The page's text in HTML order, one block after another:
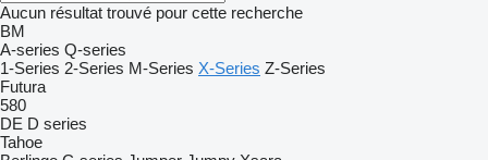
Aucun résultat trouvé pour cette recherche
BM
A-series Q-series
1-Series 2-Series M-Series X-Series Z-Series
Futura
580
DE D series
Tahoe